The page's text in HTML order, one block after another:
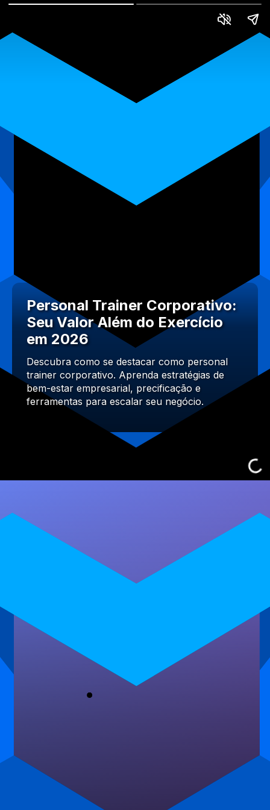
Personal Trainer Corporativo:
Seu Valor Além do Exercício
em 2026
Descubra como se destacar como personal
trainer corporativo. Aprenda estratégias de
bem-estar empresarial, precificação e
ferramentas para escalar seu negócio.